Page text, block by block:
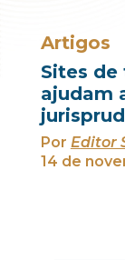
Artigos
Sites de
ajudam
Por Editor
14 de